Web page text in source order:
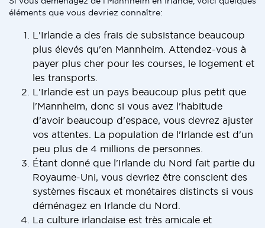
éléments que vous devriez connaître:
L'Irlande a des frais de subsistance beaucoup
plus élevés qu'en Mannheim. Attendez-vous à
payer plus cher pour les courses, le logement et
les transports.
L'Irlande est un pays beaucoup plus petit que
l'Mannheim, donc si vous avez l'habitude
d'avoir beaucoup d'espace, vous devrez ajuster
vos attentes. La population de l'Irlande est d'un
peu plus de 4 millions de personnes.
Étant donné que l'Irlande du Nord fait partie du
Royaume-Uni, vous devriez être conscient des
systèmes fiscaux et monétaires distincts si vous
déménagez en Irlande du Nord.
La culture irlandaise est très amicale et